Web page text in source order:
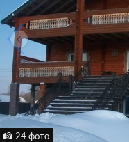
24 фото